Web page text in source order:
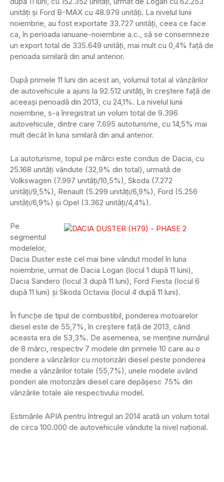
unităţi şi Ford B-MAX cu 48.979 unităţi. La nivelul lunii
noiembrie, au fost exportate 33.727 unităţi, ceea ce face
ca, în perioada ianuarie-noiembrie a.c., să se consemneze
un export total de 335.649 unităţi, mai mult cu 0,4% faţă de
perioada similară din anul anterior.
După primele 11 luni din acest an, volumul total al vânzărilor
de autovehicule a ajuns la 92.512 unităţi, în creştere faţă de
aceeaşi perioadă din 2013, cu 24,1%. La nivelul lunii
noiembrie, s-a înregistrat un volum total de 9.396
autovehicule, dintre care 7.695 autoturisme, cu 14,5% mai
mult decât în luna similară din anul anterior.
La autoturisme, topul pe mărci este condus de Dacia, cu
25.168 unităţi vândute (32,9% din total), urmată de
Volkswagen (7.997 unităţi/10,5%), Skoda (7.272
unităţi/9,5%), Renault (5.299 unităţi/6,9%), Ford (5.256
unităţi/6,9%) şi Opel (3.362 unităţi/4,4%).
Pe
segmentul
modelelor,
Dacia Duster este cel mai bine vândut model în luna
noiembrie, urmat de Dacia Logan (locul 1 după 11 luni),
Dacia Sandero (locul 3 după 11 luni), Ford Fiesta (locul 6
după 11 luni) şi Skoda Octavia (locul 4 după 11 luni).
În funcţie de tipul de combustibil, ponderea motoarelor
diesel este de 55,7%, în creştere faţă de 2013, când
aceasta era de 53,3%. De asemenea, se menţine numărul
de 8 mărci, respectiv 7 modele din primele 10 care au o
pondere a vânzărilor cu motorizări diesel peste ponderea
medie a vânzărilor totale (55,7%), unele modele având
ponderi ale motorizării diesel care depăşesc 75% din
vânzările totale ale respectivului model.
Estimările APIA pentru întregul an 2014 arată un volum total
de circa 100.000 de autovehicule vândute la nivel naţional.